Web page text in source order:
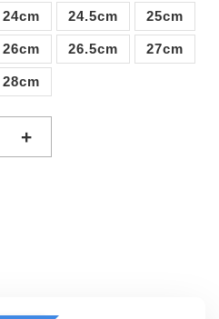
24cm 24.5cm 25cm
26cm 26.5cm 27cm
28cm
+